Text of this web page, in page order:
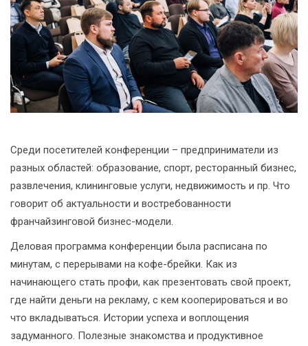
Среди посетителей конференции – предприниматели из
разных областей: образование, спорт, ресторанный бизнес,
развлечения, клининговые услуги, недвижимость и пр. Что
говорит об актуальности и востребованности
франчайзинговой бизнес-модели.
Деловая программа конференции была расписана по
минутам, с перерывами на кофе-брейки. Как из
начинающего стать профи, как презентовать свой проект,
где найти деньги на рекламу, с кем кооперироваться и во
что вкладываться. Истории успеха и воплощения
задуманного. Полезные знакомства и продуктивное